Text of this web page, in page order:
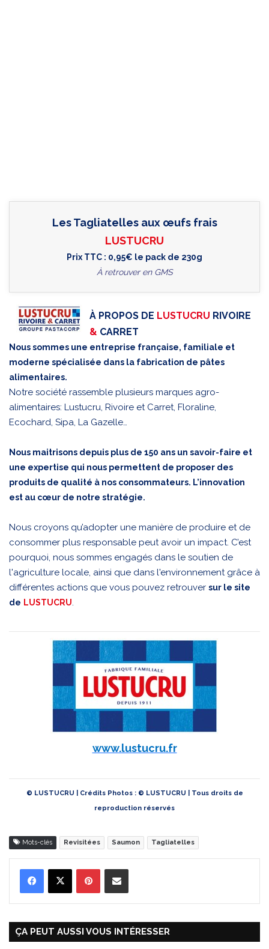
Les Tagliatelles aux œufs frais
LUSTUCRU
Prix TTC : 0,95€ le pack de 230g
À retrouver en GMS
À PROPOS DE LUSTUCRU RIVOIRE
& CARRET
Nous sommes une entreprise française, familiale et
moderne spécialisée dans la fabrication de pâtes
alimentaires.
Notre société rassemble plusieurs marques agro-
alimentaires: Lustucru, Rivoire et Carret, Floraline,
Ecochard, Sipa, La Gazelle…
Nous maitrisons depuis plus de 150 ans un savoir-faire et
une expertise qui nous permettent de proposer des
produits de qualité à nos consommateurs. L’innovation
est au cœur de notre stratégie.
Nous croyons qu’adopter une manière de produire et de
consommer plus responsable peut avoir un impact. C’est
pourquoi, nous sommes engagés dans le soutien de
l'agriculture locale, ainsi que dans l'environnement grâce à
différentes actions que vous pouvez retrouver sur le site
de LUSTUCRU.
www.lustucru.fr
© LUSTUCRU | Crédits Photos : © LUSTUCRU | Tous droits de
reproduction réservés
Mots-clés Revisitées Saumon Tagliatelles
ÇA PEUT AUSSI VOUS INTÉRESSER